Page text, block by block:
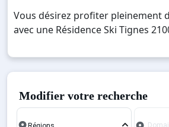
Bons plans
Vous désirez profiter pleinement
avec une Résidence Ski Tignes
Découvrez nos offres de
Le Lac pour skier sans limite à
février. Fermez les yeux et
réputée et moderne où vous
Modifier votre recherche